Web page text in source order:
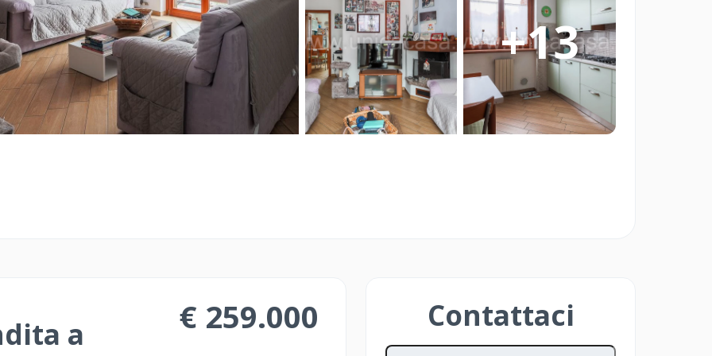
senza
Il servizio Costruttore Smart è pensato per Imprese Edili
e Operatori di Mercato che vogliono vendere in modo
rapido ed efficace.
e Vendi
casa e necessita
con
Il servizio ideale per Investitori e Privati che vogliono
+13
a
€ 259.000 Contattaci